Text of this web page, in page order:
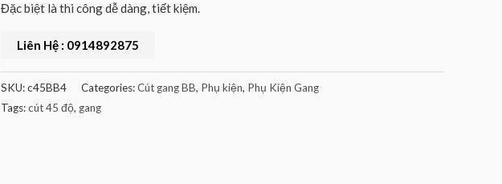
Đặc biệt là thi công dễ dàng, tiết kiệm.
Liên Hệ : 0914892875
SKU:c45BB4 Categories:Cút gang BB, Phụ kiện, Phụ Kiện Gang
Tags:cút 45 độ, gang